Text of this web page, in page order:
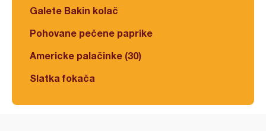
Galete Bakin kolač
Pohovane pečene paprike
Americke palačinke (30)
Slatka fokača